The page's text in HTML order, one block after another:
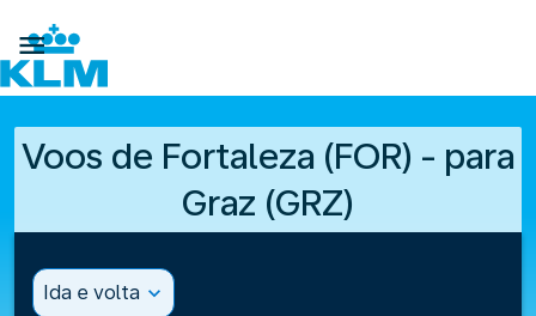

Voos de Fortaleza (FOR) - para
Graz (GRZ)
Ida e volta expand_more